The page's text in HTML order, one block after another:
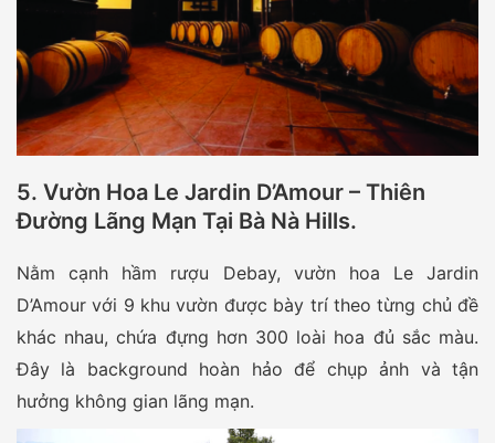
5. Vườn Hoa Le Jardin D’Amour – Thiên
Đường Lãng Mạn Tại Bà Nà Hills.
Nằm cạnh hầm rượu Debay, vườn hoa Le Jardin
D’Amour với 9 khu vườn được bày trí theo từng chủ đề
khác nhau, chứa đựng hơn 300 loài hoa đủ sắc màu.
Đây là background hoàn hảo để chụp ảnh và tận
hưởng không gian lãng mạn.